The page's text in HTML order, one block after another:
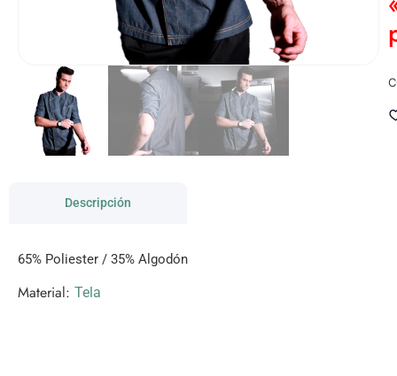
Descripción
65% Poliester / 35% Algodón
Material: Tela